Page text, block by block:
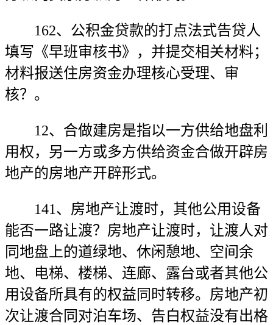
162、公积金贷款的打点法式告贷人
填写《早班审核书》，并提交相关材料；
材料报送住房资金办理核心受理、审
核？。
12、合做建房是指以一方供给地盘利
用权，另一方或多方供给资金合做开辟房
地产的房地产开辟形式。
141、房地产让渡时，其他公用设备
能否一路让渡？房地产让渡时，让渡人对
同地盘上的道绿地、休闲憩地、空间余
地、电梯、楼梯、连廊、露台或者其他公
用设备所具有的权益同时转移。房地产初
次让渡合同对泊车场、告白权益没有出格